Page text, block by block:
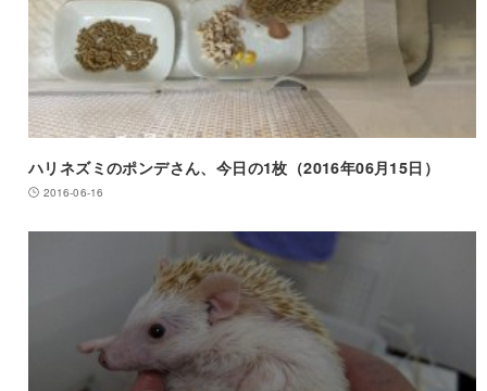
ハリネズミのポンデさん、今日の1枚（2016年06月15日）
2016-06-16